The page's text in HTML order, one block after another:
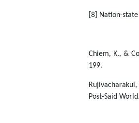
8 ] Nation-state
Chiem, K., &
199.
Post-Said